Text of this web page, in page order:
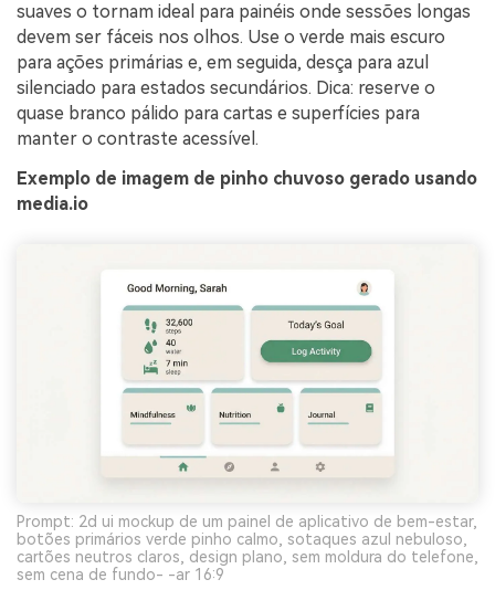
suaves o tornam ideal para painéis onde sessões longas
devem ser fáceis nos olhos. Use o verde mais escuro
para ações primárias e, em seguida, desça para azul
silenciado para estados secundários. Dica: reserve o
quase branco pálido para cartas e superfícies para
manter o contraste acessível.
Exemplo de imagem de pinho chuvoso gerado usando
media.io
Prompt: 2d ui mockup de um painel de aplicativo de bem-estar,
botões primários verde pinho calmo, sotaques azul nebuloso,
cartões neutros claros, design plano, sem moldura do telefone,
sem cena de fundo- -ar 16:9